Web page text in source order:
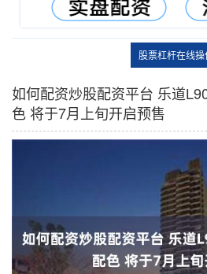
股票杠杆在线操
如何配资炒股配资平台 乐道
色 将于7月上旬开启预售